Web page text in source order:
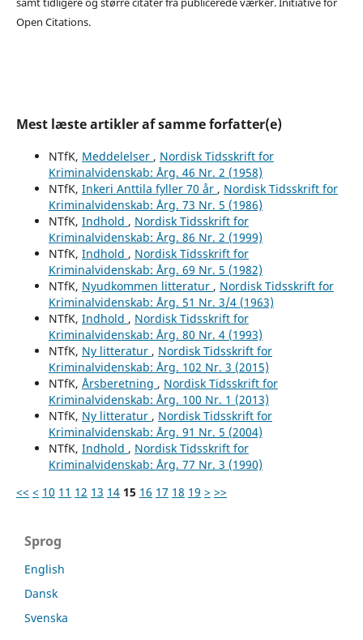
Open Citations.
Mest læste artikler af samme forfatter(e)
NTfK, Meddelelser , Nordisk Tidsskrift for
Kriminalvidenskab: Årg. 46 Nr. 2 (1958)
NTfK, Inkeri Anttila fyller 70 år , Nordisk Tidsskrift for
Kriminalvidenskab: Årg. 73 Nr. 5 (1986)
NTfK, Indhold , Nordisk Tidsskrift for
Kriminalvidenskab: Årg. 86 Nr. 2 (1999)
NTfK, Indhold , Nordisk Tidsskrift for
Kriminalvidenskab: Årg. 69 Nr. 5 (1982)
NTfK, Nyudkommen litteratur , Nordisk Tidsskrift for
Kriminalvidenskab: Årg. 51 Nr. 3/4 (1963)
NTfK, Indhold , Nordisk Tidsskrift for
Kriminalvidenskab: Årg. 80 Nr. 4 (1993)
NTfK, Ny litteratur , Nordisk Tidsskrift for
Kriminalvidenskab: Årg. 102 Nr. 3 (2015)
NTfK, Årsberetning , Nordisk Tidsskrift for
Kriminalvidenskab: Årg. 100 Nr. 1 (2013)
NTfK, Ny litteratur , Nordisk Tidsskrift for
Kriminalvidenskab: Årg. 91 Nr. 5 (2004)
NTfK, Indhold , Nordisk Tidsskrift for
Kriminalvidenskab: Årg. 77 Nr. 3 (1990)
<< < 10 11 12 13 14 15 16 17 18 19 > >>
Sprog
English
Dansk
Svenska